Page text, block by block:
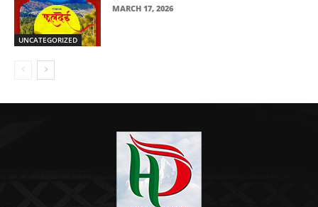
UNCATEGORIZED
MARCH 17, 2026